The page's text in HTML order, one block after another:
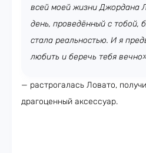
всей моей жизни Джордана
день, проведённый с тобой,
стала реальностью. И я
любить и беречь тебя
— растрогалась Ловато,
драгоценный аксессуар.